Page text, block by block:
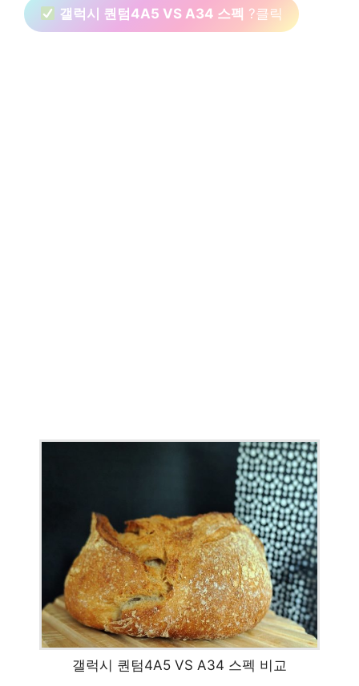
갤럭시 퀀텀4A5 VS A34 스펙 ?클릭
갤럭시 퀀텀4A5 VS A34 스펙 비교